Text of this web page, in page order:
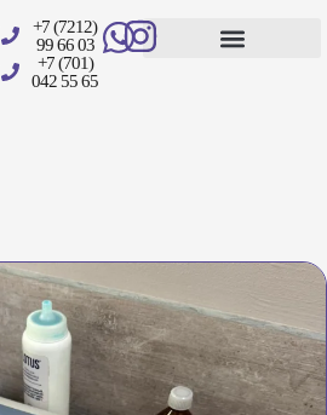
+7 (7212)
99 66 03
+7 (701)
042 55 65